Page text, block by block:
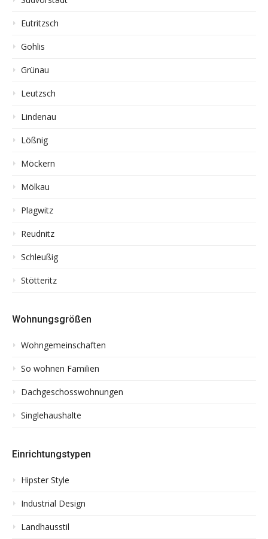
Eutritzsch
Gohlis
Grünau
Leutzsch
Lindenau
Lößnig
Möckern
Mölkau
Plagwitz
Reudnitz
Schleußig
Stötteritz
Wohnungsgrößen
Wohngemeinschaften
So wohnen Familien
Dachgeschosswohnungen
Singlehaushalte
Einrichtungstypen
Hipster Style
Industrial Design
Landhausstil